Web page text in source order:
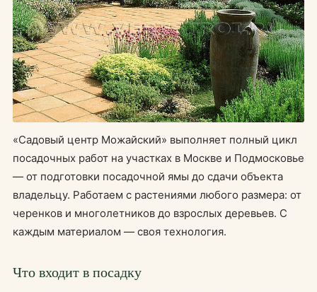
«Садовый центр Можайский» выполняет полный цикл
посадочных работ на участках в Москве и Подмосковье
— от подготовки посадочной ямы до сдачи объекта
владельцу. Работаем с растениями любого размера: от
черенков и многолетников до взрослых деревьев. С
каждым материалом — своя технология.
Что входит в посадку